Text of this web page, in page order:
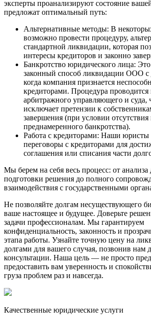
эксперты проанализируют состояние
предложат оптимальный путь:
Альтернативные методы: В
возможно провести процедуру,
стандартной ликвидации, которая
интересы кредиторов и законно
Банкротство юридического лица:
законный способ ликвидации ООО с
когда компания признается
кредиторами. Процедура проводится
арбитражного управляющего и суда,
исключает претензии к
завершения (при условии отсутствия
преднамеренного банкротства).
Работа с кредиторами: Наши юристы
переговоры с кредиторами для
соглашения или списания части
Мы берем на себя весь процесс: от
подготовки решения до полного
взаимодействия с государственными
Не позволяйте долгам несуществующего
ваше настоящее и будущее. Доверьте
задачи профессионалам. Мы гарантируем
конфиденциальность, законность и
этапа работы. Узнайте точную цену на
долгами для вашего случая, позвонив нам
консультации. Наша цель — не просто
предоставить вам уверенность и
груза проблем раз и навсегда.
Качественные юридические услуги